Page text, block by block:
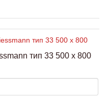
тип 33 500 x 800